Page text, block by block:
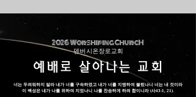
2026 Worshiping ChurcH
덴버 시온장로교회
예배로 살아나는 교회
너는 두려워하지 말라 내가 너를 구속하였고 내가 너를 지명하여 불렀나니 너는 내 것이라
이 백성은 내가 나를 위하여 지었나니 나를 찬송하게 하려 함이니라 (사43:1, 21).